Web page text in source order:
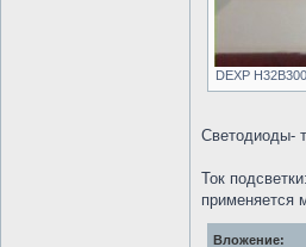
DEXP
Светодиоды-
Ток подсветки:
применяется
Вложение: